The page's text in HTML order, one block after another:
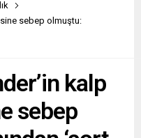
sebep olmuştu:
kalp
sebep